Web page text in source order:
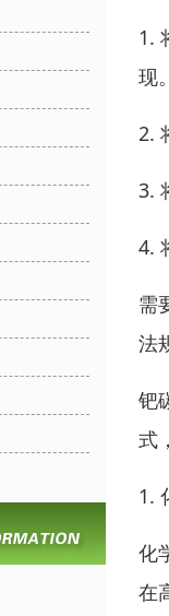
1.
现
2.
3.
4.
需
法
钯
式
1.
化
在